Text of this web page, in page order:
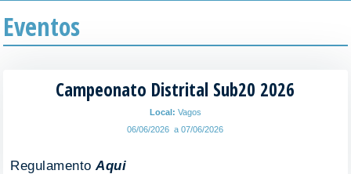
Eventos
Campeonato Distrital Sub20 2026
Local: Vagos
06/06/2026 a 07/06/2026
RegulamentoAqui